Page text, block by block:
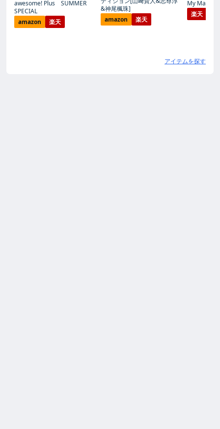
awesome! Plus SUMMER
SPECIAL
amazon
楽天
&神尾楓珠]
amazon
楽天
My Magic
楽天
アイテムを探す